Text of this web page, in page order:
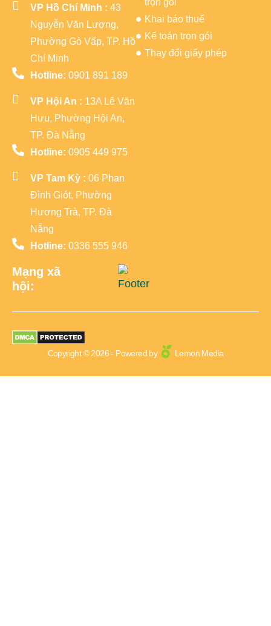
VP Hồ Chí Minh : 43
Nguyễn Văn Lượng,
Phường Gò Vấp, TP. Hồ
Chí Minh
Hotline: 0901 891 189
VP Hội An : 13A Lê Văn
Hưu, Phường Hội An,
TP. Đà Nẵng
Hotline: 0905 449 975
VP Tam Kỳ : 06 Phan
Đình Giót, Phường
Hương Trà, TP. Đà
Nẵng
Hotline: 0336 555 946
trọn gói
Khai báo thuế
Kế toán trọn gói
Thay đổi giấy phép
Mạng xã
hội:
Copyright © 2026 - Powered by Lemon Media